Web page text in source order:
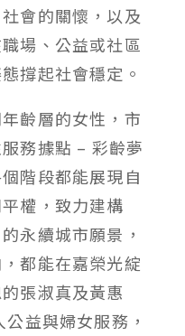
會的關懷，以及
場、公益或社區
撐起社會穩定。
齡層的女性，市
務據點 – 彩齡夢
階段都能展現自
權，致力建構
永續城市願景，
都能在嘉榮光綻
張淑真及黃惠
益與婦女服務，